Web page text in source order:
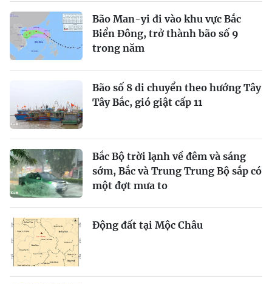
Bão Man-yi đi vào khu vực Bắc
Biển Đông, trở thành bão số 9
trong năm
Bão số 8 di chuyển theo hướng Tây
Tây Bắc, gió giật cấp 11
Bắc Bộ trời lạnh về đêm và sáng
sớm, Bắc và Trung Trung Bộ sắp có
một đợt mưa to
Động đất tại Mộc Châu